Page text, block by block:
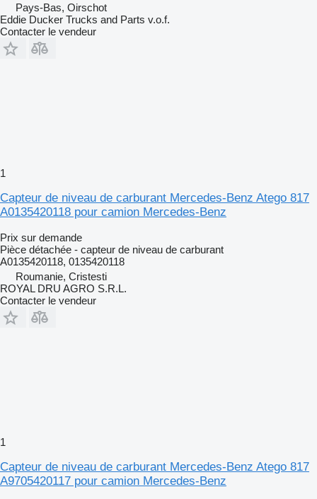
Pays-Bas, Oirschot
Eddie Ducker Trucks and Parts v.o.f.
Contacter le vendeur
1
Capteur de niveau de carburant Mercedes-Benz Atego 817
A0135420118 pour camion Mercedes-Benz
Prix sur demande
Pièce détachée - capteur de niveau de carburant
A0135420118, 0135420118
Roumanie, Cristesti
ROYAL DRU AGRO S.R.L.
Contacter le vendeur
1
Capteur de niveau de carburant Mercedes-Benz Atego 817
A9705420117 pour camion Mercedes-Benz